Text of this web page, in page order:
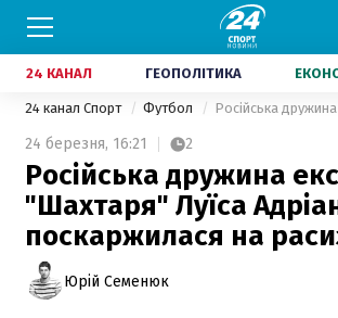
24 КАНАЛ ГЕОПОЛІТИКА
24 канал Спорт Футбол
24 березня, 16:21 2
Російська дружина
"Шахтаря" Луїса
поскаржилася на
Юрій Семенюк